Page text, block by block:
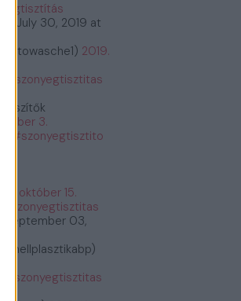
July 30, 2019 at
2019.
#szonyegtisztitas
3.
#szonyegtisztito
október 15.
#szonyegtisztitas
September 03,
#szonyegtisztitas